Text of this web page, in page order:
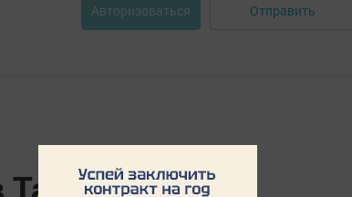
Авторизоваться Отправить